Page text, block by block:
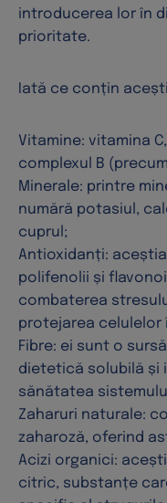
introducerea lor în
prioritate.
Iată ce conțin
Vitamine: vitamina
complexul B
Minerale: printre
numără potasiul,
cuprul;
Antioxidanți:
polifenolii și
combaterea
protejarea celulelor
Fibre: ei sunt o
dietetică solubilă și
sănătatea
Zaharuri naturale:
zaharoză, oferind
Acizi organici:
citric, substanțe